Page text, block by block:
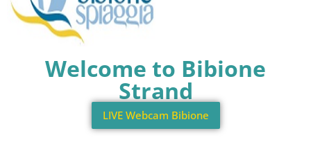
Welcome to Bibione
Strand
LIVE Webcam Bibione